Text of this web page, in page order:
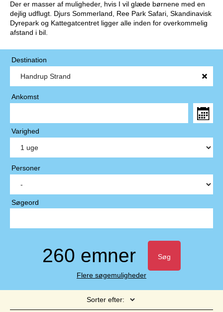
Der er masser af muligheder, hvis I vil glæde børnene med en
dejlig udflugt. Djurs Sommerland, Ree Park Safari, Skandinavisk
Dyrepark og Kattegatcentret ligger alle inden for overkommelig
afstand i bil.
Destination
Ankomst
Varighed
Personer
Søgeord
260 emner Søg
Flere søgemuligheder
Sorter efter: